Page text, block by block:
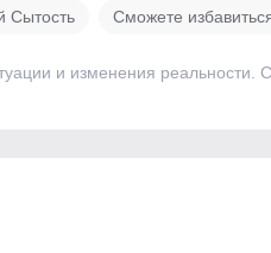
Сытость Сможете
и изменения реальности.